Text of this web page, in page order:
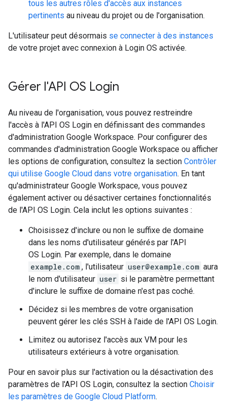
tous les autres rôles d'accès aux instances
pertinents au niveau du projet ou de l'organisation.
L'utilisateur peut désormais se connecter à des instances
de votre projet avec connexion à Login OS activée.
Gérer l'API OS Login
Au niveau de l'organisation, vous pouvez restreindre
l'accès à l'API OS Login en définissant des commandes
d'administration Google Workspace. Pour configurer des
commandes d'administration Google Workspace ou afficher
les options de configuration, consultez la section Contrôler
qui utilise Google Cloud dans votre organisation. En tant
qu'administrateur Google Workspace, vous pouvez
également activer ou désactiver certaines fonctionnalités
de l'API OS Login. Cela inclut les options suivantes :
Choisissez d'inclure ou non le suffixe de domaine
dans les noms d'utilisateur générés par l'API
OS Login. Par exemple, dans le domaine
example.com , l'utilisateur user@example.com aura
le nom d'utilisateur user si le paramètre permettant
d'inclure le suffixe de domaine n'est pas coché.
Décidez si les membres de votre organisation
peuvent gérer les clés SSH à l'aide de l'API OS Login.
Limitez ou autorisez l'accès aux VM pour les
utilisateurs extérieurs à votre organisation.
Pour en savoir plus sur l'activation ou la désactivation des
paramètres de l'API OS Login, consultez la section Choisir
les paramètres de Google Cloud Platform.